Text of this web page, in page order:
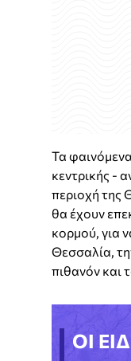
Τα
κεντρικής -
περιοχή της
θα έχουν
κορμού, για
Θεσσαλία,
πιθανόν και
ΟΙ